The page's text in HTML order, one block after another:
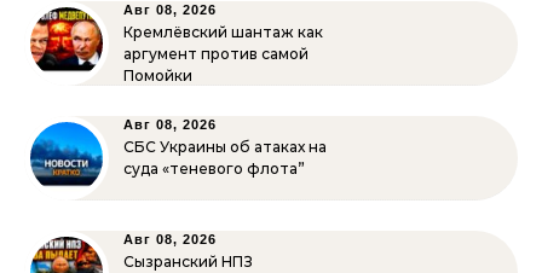
Авг 08, 2026
Кремлёвский шантаж как
аргумент против самой
Помойки
Авг 08, 2026
СБС Украины об атаках на
суда «теневого флота”
Авг 08, 2026
Сызранский НПЗ